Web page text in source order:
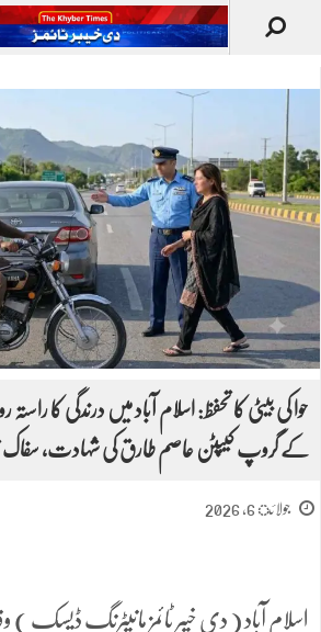
حوا کی بیٹی کا تحفظ: اسلام آباد میں درندگی کا
کے گروپ کیپٹن عاصم طارق کی شہادت، سفاک قاتل 9 گھنٹوں میں
جولائ 6, 2026
اسلام آباد ( دی خیبر ٹائمز مانیٹرنگ ڈیسک )